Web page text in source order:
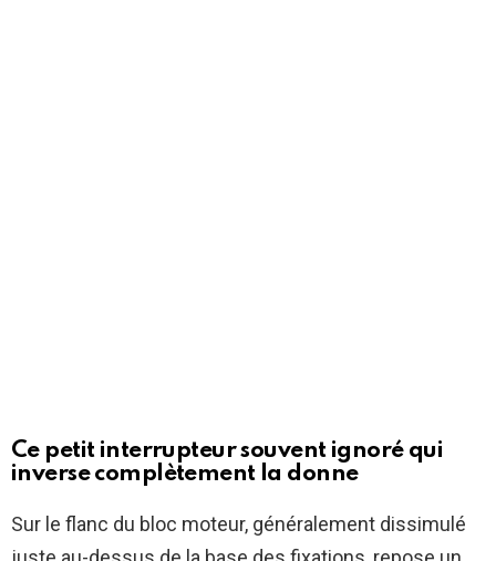
Ce petit interrupteur souvent ignoré qui
inverse complètement la donne
Sur le flanc du bloc moteur, généralement dissimulé